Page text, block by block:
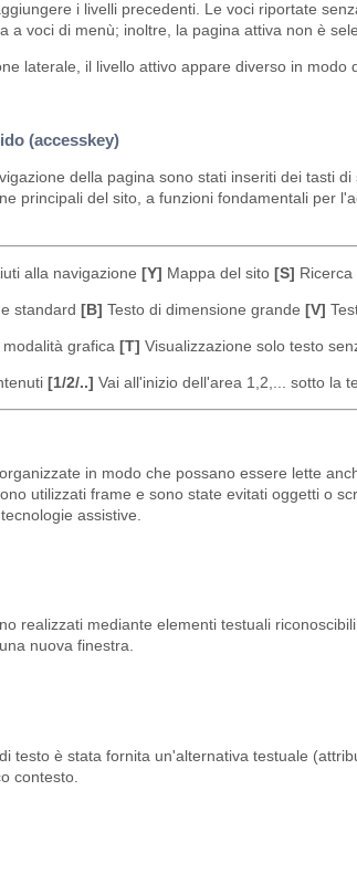
i livelli precedenti. Le voci riportate
a voci di menù; inoltre, la pagina attiva non è
laterale, il livello attivo appare diverso in modo
(accesskey)
della pagina sono stati inseriti dei tasti
principali del sito, a funzioni fondamentali per
alla navigazione [Y] Mappa del sito [S] Ricerca
standard [B] Testo di dimensione grande [V]
grafica [T] Visualizzazione solo testo
[1/2/..] Vai all'inizio dell'area 1,2,... sotto la
in modo che possano essere lette
utilizzati frame e sono state evitati oggetti o
assistive.
realizzati mediante elementi testuali
nuova finestra.
testo è stata fornita un'alternativa testuale
contesto.